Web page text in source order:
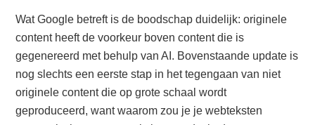
Wat Google betreft is de boodschap duidelijk: originele
content heeft de voorkeur boven content die is
gegenereerd met behulp van AI. Bovenstaande update is
nog slechts een eerste stap in het tegengaan van niet
originele content die op grote schaal wordt
geproduceerd, want waarom zou je je webteksten